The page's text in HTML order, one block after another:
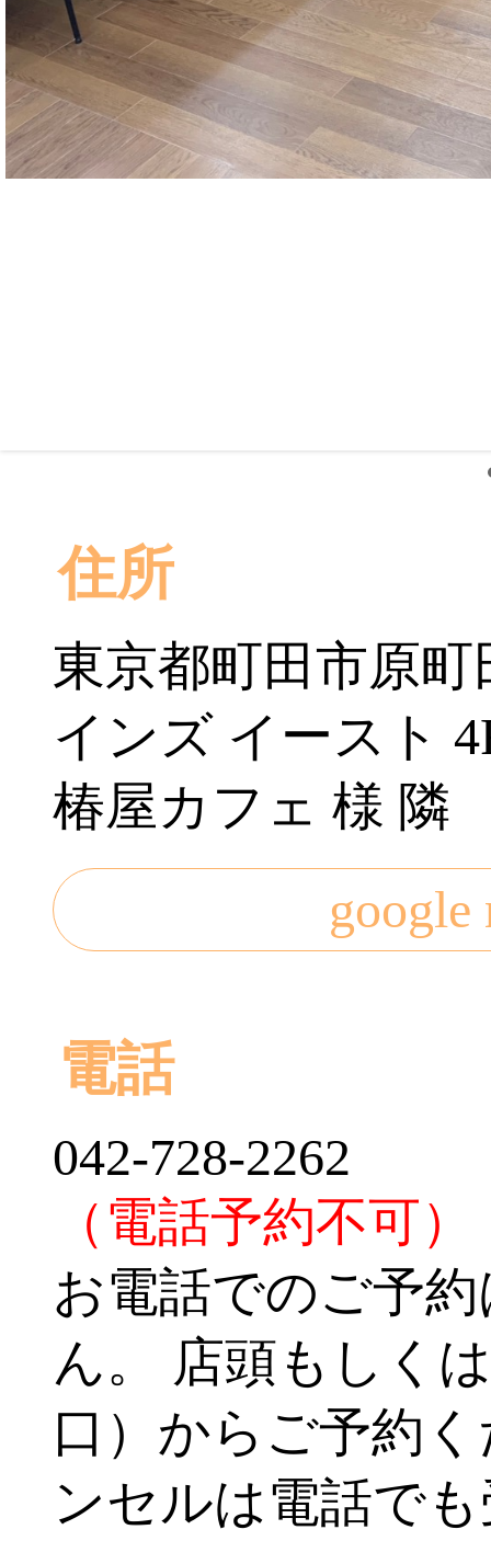
住所
東京都町田市原
インズ イースト
椿屋カフェ 様 隣
電話
042-728-2262
（電話予約不可）
お電話でのご予
ん。 店頭もしく
口）からご予約
ンセルは電話で